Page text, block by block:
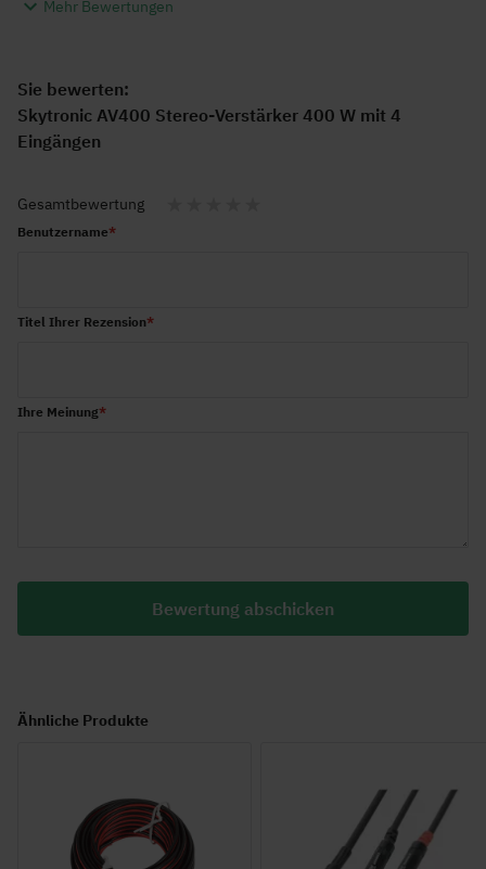
Sie bewerten:
Skytronic AV400 Stereo-Verstärker 400 W mit 4
Eingängen
Gesamtbewertung
Benutzername
Titel Ihrer Rezension
Ihre Meinung
Bewertung abschicken
Mehr Bewertungen
Ähnliche Produkte